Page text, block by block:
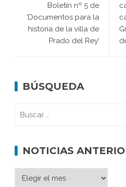
Boletín nº 5 de
‘Documentos para la
historia de la villa de
Prado del Rey’
BÚSQUEDA
NOTICIAS